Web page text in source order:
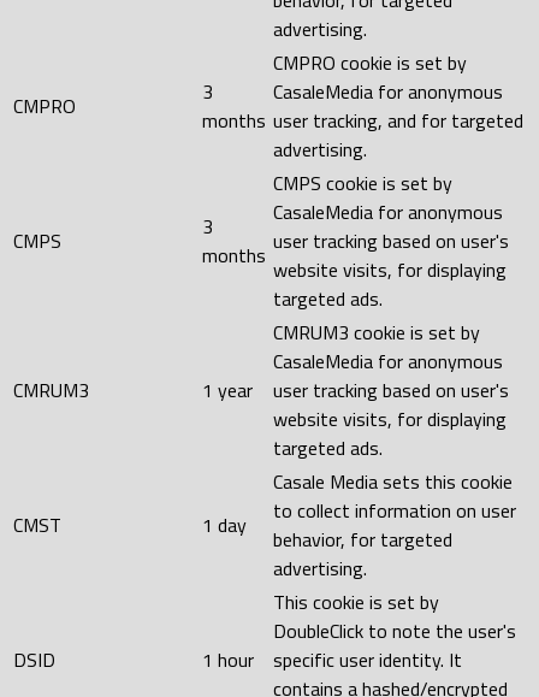
advertising.
CMPRO
3
months
CMPRO cookie is set by
CasaleMedia for anonymous
user tracking, and for targeted
advertising.
CMPS
3
months
CMPS cookie is set by
CasaleMedia for anonymous
user tracking based on user's
website visits, for displaying
targeted ads.
CMRUM3 1 year
CMRUM3 cookie is set by
CasaleMedia for anonymous
user tracking based on user's
website visits, for displaying
targeted ads.
CMST 1 day
Casale Media sets this cookie
to collect information on user
behavior, for targeted
advertising.
DSID 1 hour
This cookie is set by
DoubleClick to note the user's
specific user identity. It
contains a hashed/encrypted